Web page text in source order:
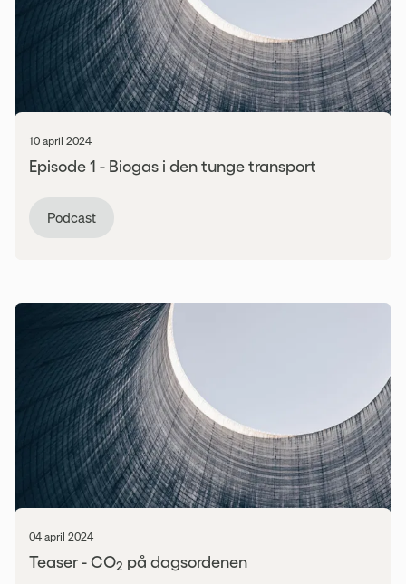
10 april 2024
Episode 1 - Biogas i den tunge transport
Podcast
04 april 2024
Teaser - CO2 på dagsordenen